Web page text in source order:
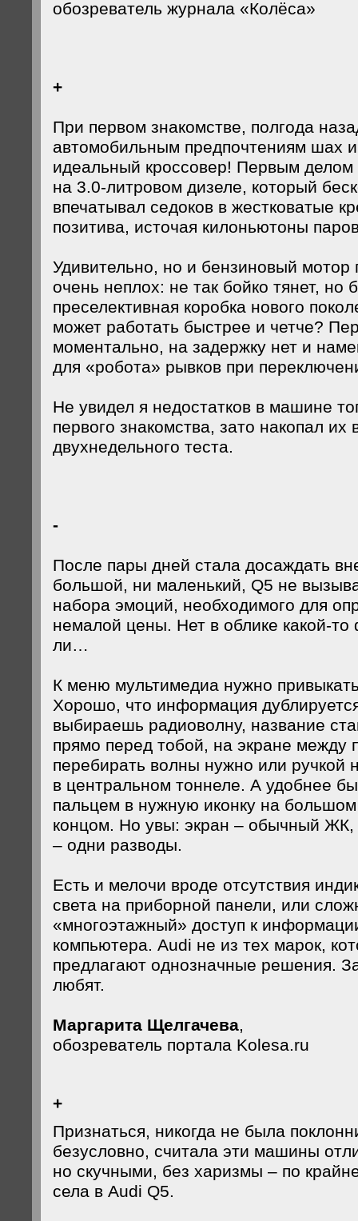
обозреватель журнала «Колёса»
+
При первом знакомстве, полгода
автомобильным предпочтениям шах
идеальный кроссовер! Первым делом
на 3.0-литровом дизеле, который
впечатывал седоков в жестковатые
позитива, источая килоньютоны
Удивительно, но и бензиновый мотор
очень неплох: не так бойко тянет, но
преселективная коробка нового
может работать быстрее и четче?
моментально, на задержку нет и
для «робота» рывков при
Не увидел я недостатков в машине
первого знакомства, зато накопал их
двухнедельного теста.
-
После пары дней стала досаждать
большой, ни маленький, Q5 не
набора эмоций, необходимого для
немалой цены. Нет в облике какой-
ли…
К меню мультимедиа нужно
Хорошо, что информация
выбираешь радиоволну, название
прямо перед тобой, на экране между
перебирать волны нужно или ручкой
в центральном тоннеле. А удобнее
пальцем в нужную иконку на
концом. Но увы: экран – обычный ЖК,
– одни разводы.
Есть и мелочи вроде отсутствия
света на приборной панели, или
«многоэтажный» доступ к
компьютера. Audi не из тех марок,
предлагают однозначные решения.
любят.
Маргарита Щелгачева,
обозреватель портала Kolesa.ru
+
Признаться, никогда не была
безусловно, считала эти машины
но скучными, без харизмы – по
села в Audi Q5.